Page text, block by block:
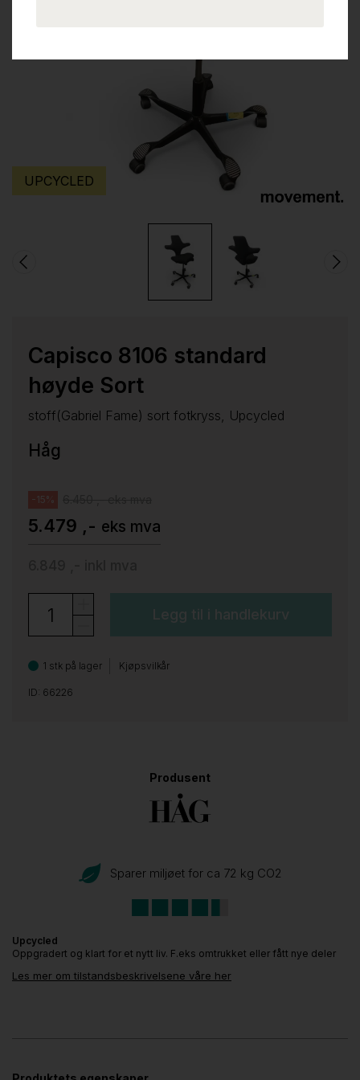
UPCYCLED
Capisco 8106 standard
høyde Sort
stoff(Gabriel Fame) sort fotkryss, Upcycled
Håg
-15%
5.479 ,- eks mva
Legg til i handlekurv
1 stk på lager Kjøpsvilkår
ID: 66226
Produsent
Sparer miljøet for ca 72 kg CO2
Upcycled
Oppgradert og klart for et nytt liv. F.eks omtrukket eller fått nye deler
Les mer om tilstandsbeskrivelsene våre her